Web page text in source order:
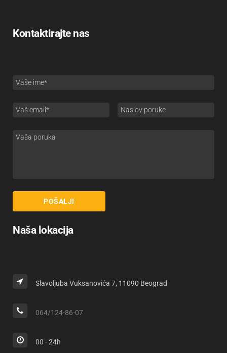
Kontaktirajte nas
Naša lokacija
Slavoljuba Vuksanovića 7, 11090 Beograd
064/124-86-07
00 - 24h